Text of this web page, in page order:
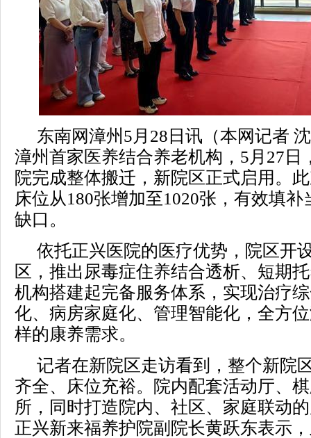
东南网漳州5月28日讯（本网记者
漳州首家医养结合养老机构，5月27日
院完成整体搬迁，新院区正式启用。
床位从180张增加至1020张，有效填
缺口。
依托正兴医院的医疗优势，院区开
区，推出尿毒症住养结合透析、短期
机构搭建起完备服务体系，实现治疗
化、病房家庭化、管理智能化，全方
样的康养需求。
记者在新院区走访看到，整个新院
齐全、床位充裕。院内配套活动厅、
所，同时打造院内、社区、家庭联动
正兴新来福养护院副院长黄跃东表示